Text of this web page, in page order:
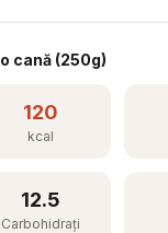
o cană (250g)
120
kcal
12.5
Carbohidrați